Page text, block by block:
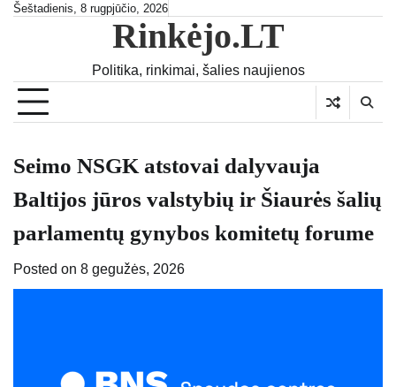
SkipŠeštadienis, 8 rugpjūčio, 2026
Rinkėjo.LT
Politika, rinkimai, šalies naujienos
Seimo NSGK atstovai dalyvauja
Baltijos jūros valstybių ir Šiaurės šalių
parlamentų gynybos komitetų forume
Posted on 8 gegužės, 2026